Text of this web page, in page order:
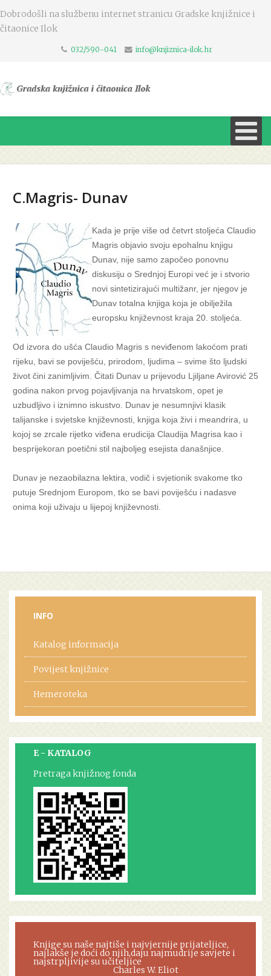
Dobrodošli na službenu internet stranicu Gradske knjižnice i
čitaonice Ilok
032/590-041 info@knjiznica-ilok.hr
C.Magris- Dunav
Kada je prije više od četvrt stoljeća Claudio
Magris objavio svoju epohalnu knjigu
Dunav, nije samo započeo ponovnu
diskusiju o Srednjoj Europi već je i stvorio
novi sintetizirajući multižanr, jer njegov je
Dunav totalna knjiga koja je obilježila
europsku književnost kraja 20. stoljeća.
Od izvora do ušća Claudio Magris s neviđenom lakoćom prati
rijeku, bavi se poviješću, prirodom, ljudima – svime što ljudski
život čini zanimljivim. Čitati Dunav u prijevodu Ljiljane Avirović 25
godina nakon prvog pojavljivanja na hrvatskom, opet je
uzbudljivo i iznimno iskustvo. Dunav je nesumnjivi klasik
talijanske i svjetske književnosti, knjiga koja živi i meandrira, u
kojoj se zrcale rijetko viđena erudicija Claudija Magrisa kao i
besprijekoran poetični stil najboljeg esejista današnjice.
Dunav je nezaobilazna lektira, vodič i svjetionik svakome tko
putuje Srednjom Europom, tko se bavi poviješću i nadasve
onima koji uživaju u lijepoj književnosti.
INFO
Katalog informacija
Povijest knjižnice
Hemeroteka
E - KATALOG
Pretraga knjižnog fonda
Knjige su naše najtiše i najvjernije prijateljice,
najlakše je doći do njih,daju najmudrije savjete i
najstrpljivije su učiteljice
Charles W. Eliot